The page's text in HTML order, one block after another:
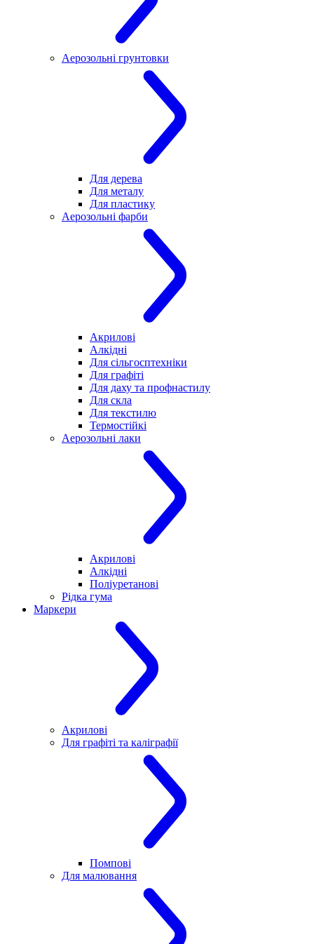
Аерозольні грунтовки
Для дерева
Для металу
Для пластику
Аерозольні фарби
Акрилові
Алкідні
Для cільгосптехніки
Для графіті
Для даху та профнастилу
Для скла
Для текстилю
Термостійкі
Аерозольні лаки
Акрилові
Алкідні
Поліуретанові
Рідка гума
Маркери
Акрилові
Для графіті та каліграфії
Помпові
Для малювання